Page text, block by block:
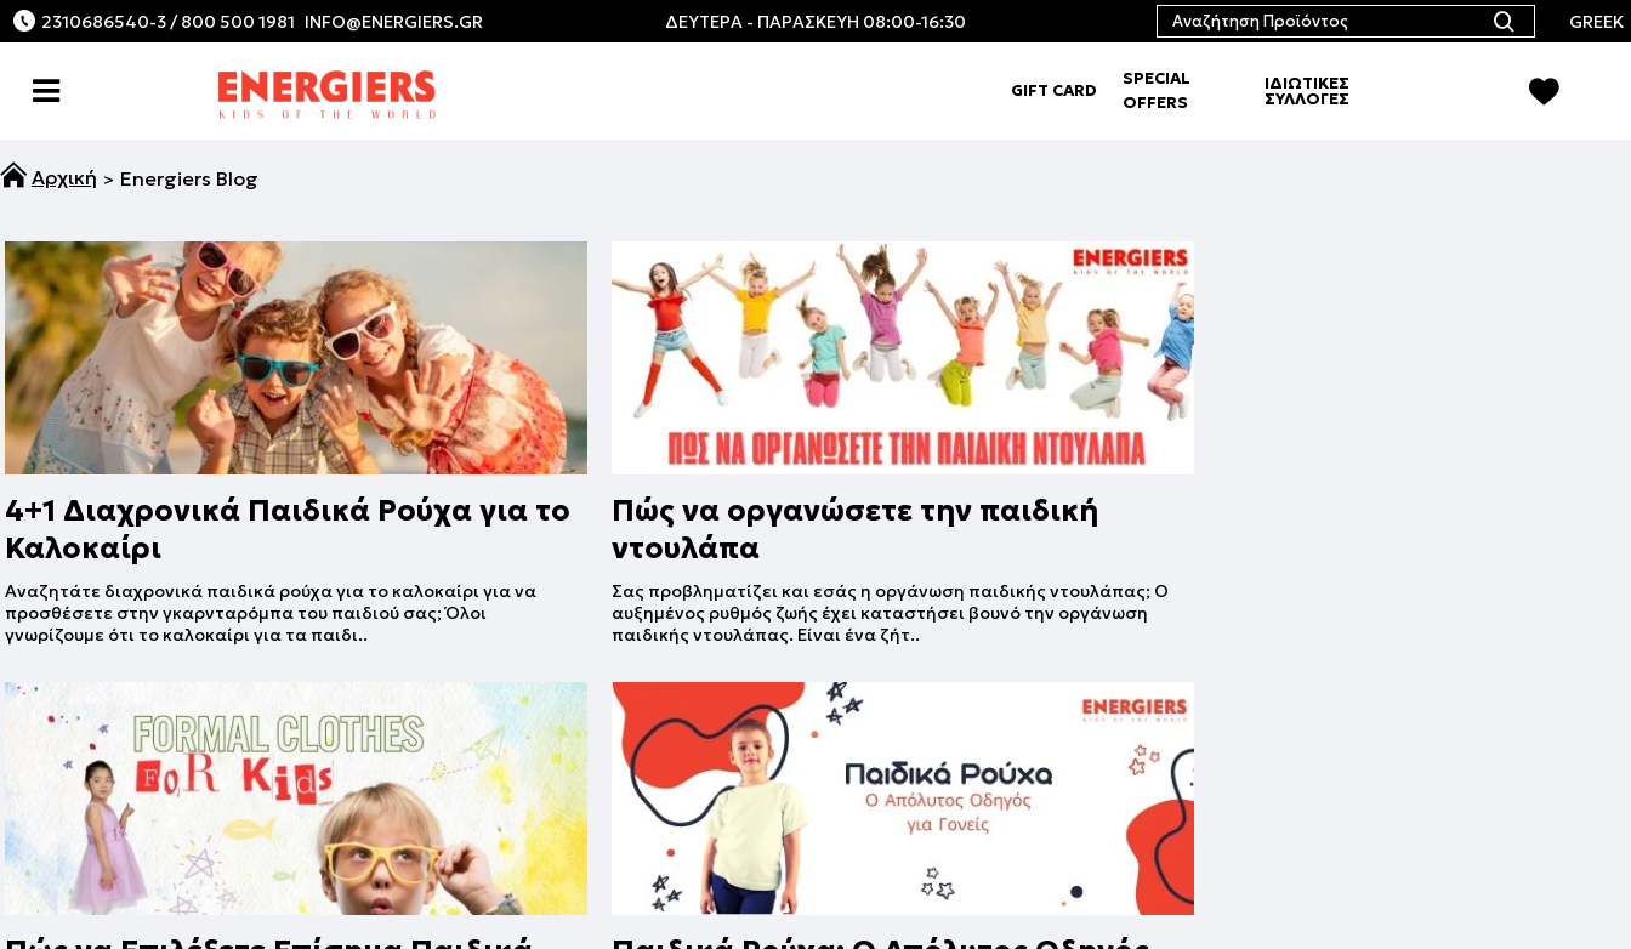
2310686540-3 / 800 500 1981 ΔΕΥΤΕΡΑ - ΠΑΡΑΣΚΕΥΗ 08:00-16:30 GREEK
GIFT CARD
SPECIAL
OFFERS
ΙΔΙΩΤΙΚΕΣ
ΣΥΛΛΟΓΕΣ
Energiers Blog
4+1 Διαχρονικά Παιδικά Ρούχα για το
Καλοκαίρι
Αναζητάτε διαχρονικά παιδικά ρούχα για το καλοκαίρι για να
προσθέσετε στην γκαρνταρόμπα του παιδιού σας; Όλοι
γνωρίζουμε ότι το καλοκαίρι για τα παιδι..
Πώς να οργανώσετε την παιδική
ντουλάπα
Σας προβληματίζει και εσάς η οργάνωση παιδικής ντουλάπας; Ο
αυξημένος ρυθμός ζωής έχει καταστήσει βουνό την οργάνωση
παιδικής ντουλάπας. Είναι ένα ζήτ..